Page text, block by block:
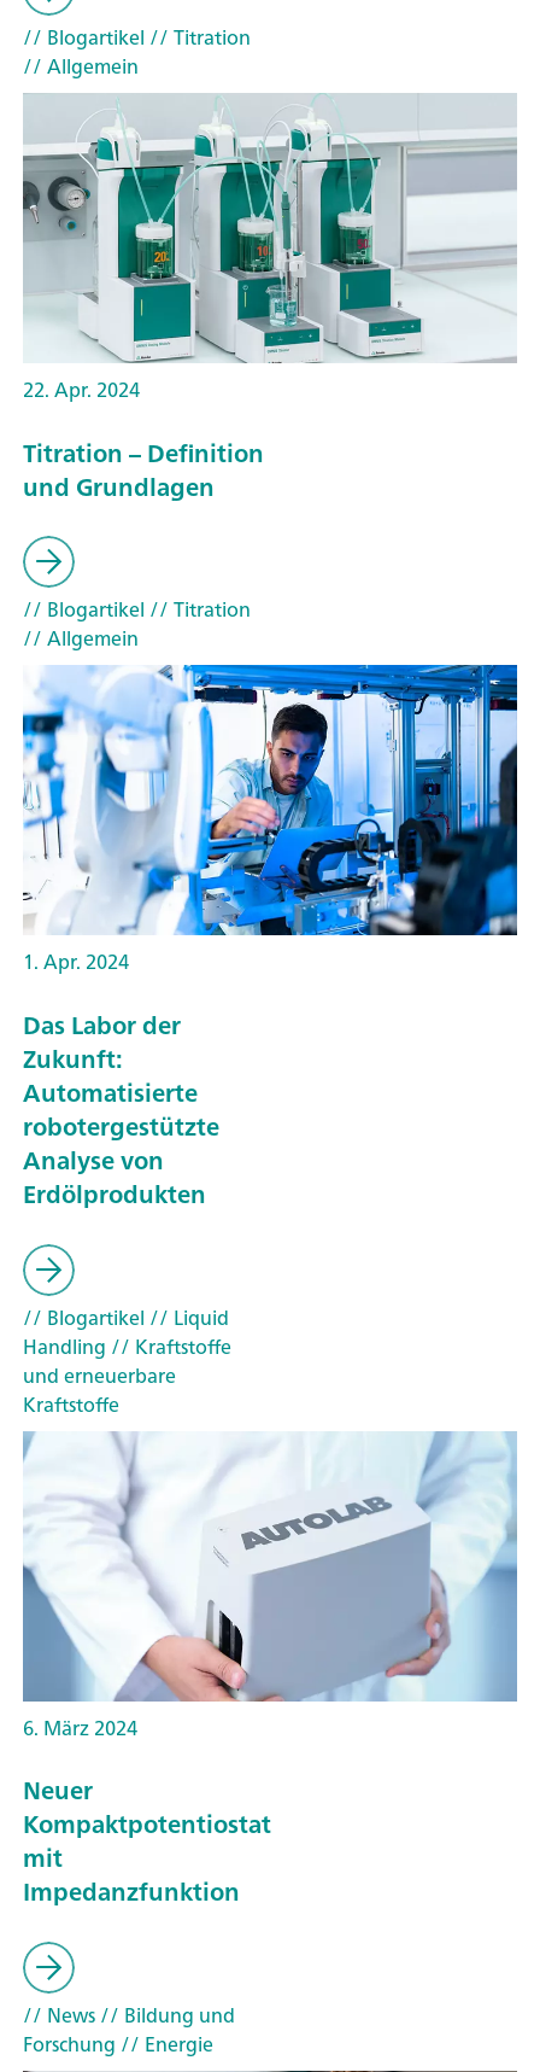
// Blogartikel // Titration
// Allgemein
22. Apr. 2024
Titration – Definition
und Grundlagen
// Blogartikel // Titration
// Allgemein
1. Apr. 2024
Das Labor der
Zukunft:
Automatisierte
robotergestützte
Analyse von
Erdölprodukten
// Blogartikel // Liquid
Handling // Kraftstoffe
und erneuerbare
Kraftstoffe
6. März 2024
Neuer
Kompaktpotentiostat
mit
Impedanzfunktion
// News// Bildung und
Forschung // Energie